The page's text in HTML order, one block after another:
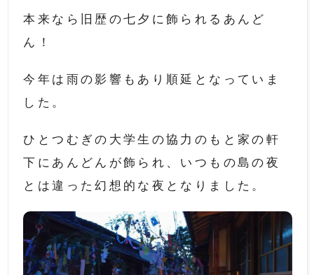
本来なら旧歴の七夕に飾られるあんど
ん！
今年は雨の影響もあり順延となっていま
した。
ひとつむぎの大学生の協力のもと家の軒
下にあんどんが飾られ、いつもの島の夜
とは違った幻想的な夜となりました。